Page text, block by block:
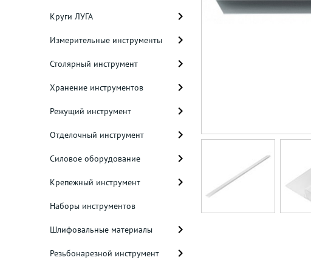
Круги ЛУГА
Измерительные инструменты
Столярный инструмент
Хранение инструментов
Режущий инструмент
Отделочный инструмент
Силовое оборудование
Крепежный инструмент
Наборы инструментов
Шлифовальные материалы
Резьбонарезной инструмент